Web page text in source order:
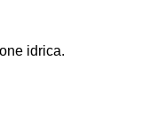
idrica.